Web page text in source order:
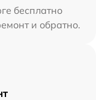
бесплатно
и обратно.